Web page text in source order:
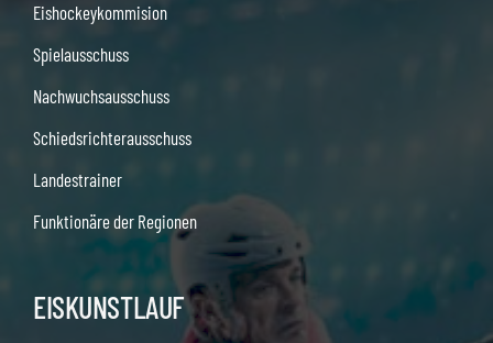
Eishockeykommision
Spielausschuss
Nachwuchsausschuss
Schiedsrichterausschuss
Landestrainer
Funktionäre der Regionen
EISKUNSTLAUF